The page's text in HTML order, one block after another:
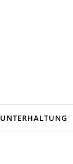
UNTERHALTUNG